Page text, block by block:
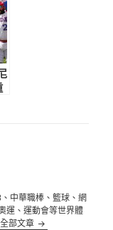
中華職棒、籃球、網
運、運動會等世界體
部文章